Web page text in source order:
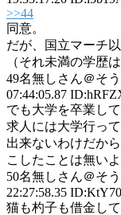
>>44
同意。
だが、国立マーチ
（それ未満の学歴
49名無しさん＠そ
07:44:05.87
でも大学を卒業し
求人には大学行っ
出来ないわけだか
こしたことは無いよ
50名無しさん＠そ
22:27:58.35
猫も杓子も借金し